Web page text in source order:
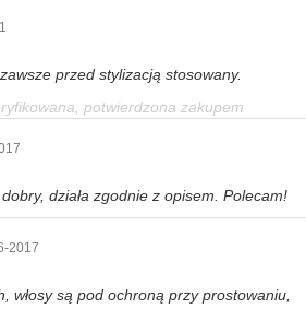
przed stylizacją stosowany.
potwierdzona zakupem
działa zgodnie z opisem. Polecam!
2017
włosy są pod ochroną przy prostowaniu,